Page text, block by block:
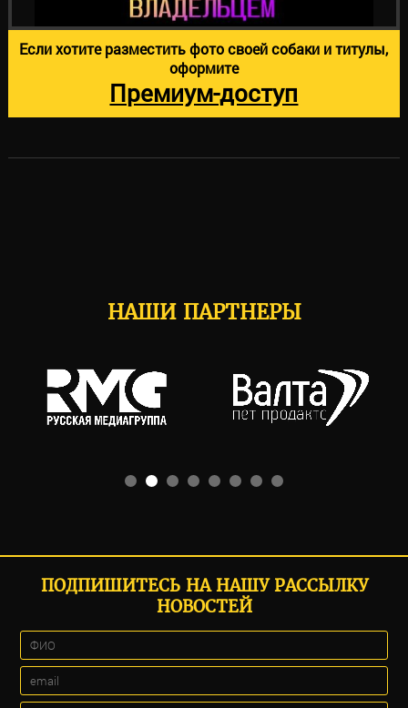
Если хотите разместить фото своей собаки и титулы,
оформите
Премиум-доступ
НАШИ ПАРТНЕРЫ
ПОДПИШИТЕСЬ НА НАШУ РАССЫЛКУ
НОВОСТЕЙ